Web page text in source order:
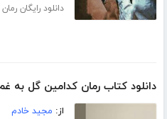
دانلود رایگان
دانلود کتاب رمان کدامین گل به
از: مجید خادم